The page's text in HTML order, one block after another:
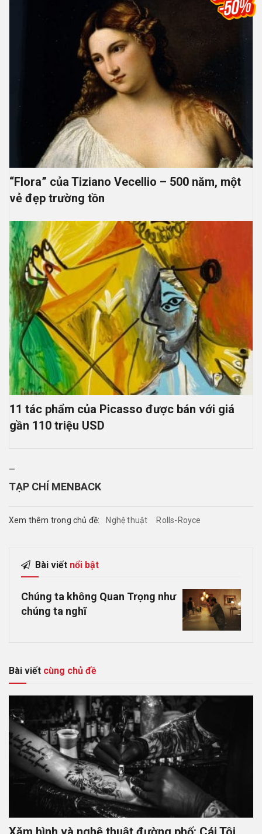
“Flora” của Tiziano Vecellio – 500 năm, một
vẻ đẹp trường tồn
11 tác phẩm của Picasso được bán với giá
gần 110 triệu USD
–
TẠP CHÍ MENBACK
Xem thêm trong chủ đề: Nghệ thuật Rolls-Royce
Bài viết nổi bật
Chúng ta không Quan Trọng như
chúng ta nghĩ
Bài viết cùng chủ đề